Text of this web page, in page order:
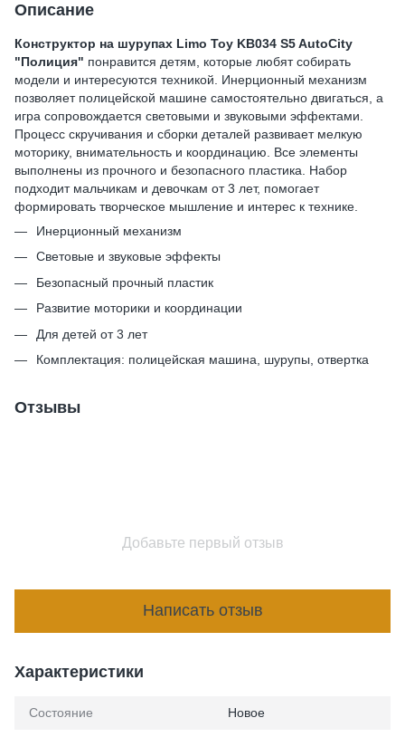
Описание
Конструктор на шурупах Limo Toy KB034 S5 AutoCity
"Полиция" понравится детям, которые любят собирать
модели и интересуются техникой. Инерционный механизм
позволяет полицейской машине самостоятельно двигаться, а
игра сопровождается световыми и звуковыми эффектами.
Процесс скручивания и сборки деталей развивает мелкую
моторику, внимательность и координацию. Все элементы
выполнены из прочного и безопасного пластика. Набор
подходит мальчикам и девочкам от 3 лет, помогает
формировать творческое мышление и интерес к технике.
Инерционный механизм
Световые и звуковые эффекты
Безопасный прочный пластик
Развитие моторики и координации
Для детей от 3 лет
Комплектация: полицейская машина, шурупы, отвертка
Отзывы
Добавьте первый отзыв
Написать отзыв
Характеристики
Состояние Новое